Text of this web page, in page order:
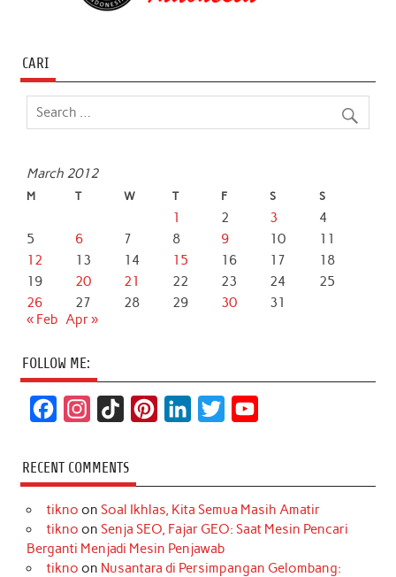
CARI
March 2012
M T W T F S S
1 2 3
4
5
6 7 8 9 10
11
12
13 14 15 16 17
18
19
20 21 22 23 24
25
26
27 28 29 30
31
« Feb Apr »
FOLLOW ME:
c
e
b
o
s
t
a
r
k
T
o
k
t
e
r
e
k
e
d
I
t
t
r
T
u
e
RECENT COMMENTS
tikno on Soal Ikhlas, Kita Semua Masih Amatir
tikno on Senja SEO, Fajar GEO: Saat Mesin Pencari
Berganti Menjadi Mesin Penjawab
tikno on Nusantara di Persimpangan Gelombang: